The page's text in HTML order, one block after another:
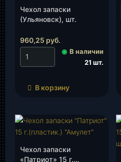
Чехол запаски
(Ульяновск), шт.
960,25 руб.
◉ В наличии
21 шт.
В корзину
Чехол запаски
«Патриот» 15 г.